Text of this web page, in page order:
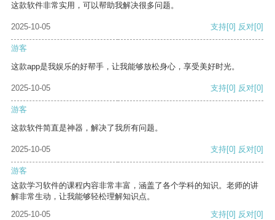
这款软件非常实用，可以帮助我解决很多问题。
2025-10-05 支持[0] 反对[0]
游客
这款app是我娱乐的好帮手，让我能够放松身心，享受美好时光。
2025-10-05 支持[0] 反对[0]
游客
这款软件简直是神器，解决了我所有问题。
2025-10-05 支持[0] 反对[0]
游客
这款学习软件的课程内容非常丰富，涵盖了各个学科的知识。老师的讲
解非常生动，让我能够轻松理解知识点。
2025-10-05
支持[0] 反对[0]